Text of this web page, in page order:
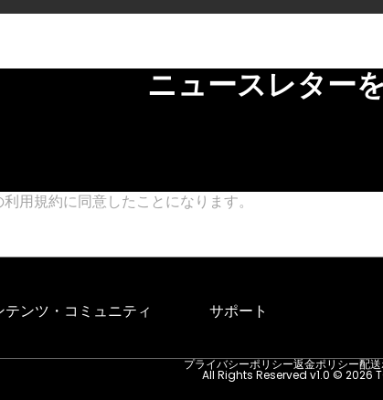
ニュースレター
用規約に同意したことになります。
テンツ・コミュニティ サポート
プライバシーポリシー返金ポリシー配
All Rights Reserved v1.0 © 2026